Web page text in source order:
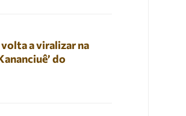
a viralizar na
do